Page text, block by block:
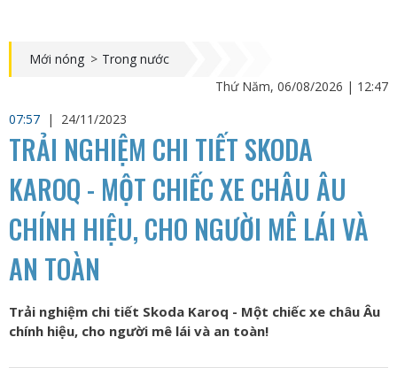
Mới nóng > Trong nước
Thứ Năm, 06/08/2026 | 12:47
07:57 | 24/11/2023
TRẢI NGHIỆM CHI TIẾT SKODA
KAROQ - MỘT CHIẾC XE CHÂU ÂU
CHÍNH HIỆU, CHO NGƯỜI MÊ LÁI VÀ
AN TOÀN
Trải nghiệm chi tiết Skoda Karoq - Một chiếc xe châu Âu
chính hiệu, cho người mê lái và an toàn!